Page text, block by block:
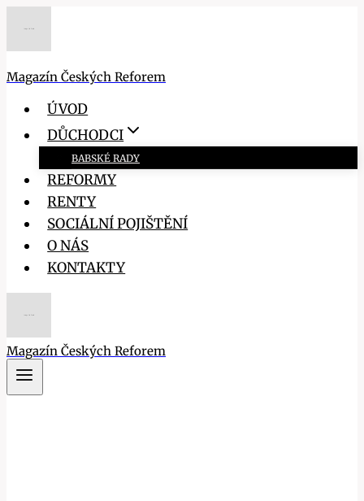
Magazín Českých Reforem
ÚVOD
DŮCHODCI
BABSKÉ RADY
REFORMY
RENTY
SOCIÁLNÍ POJIŠTĚNÍ
O NÁS
KONTAKTY
Magazín Českých Reforem